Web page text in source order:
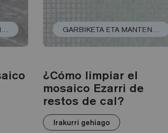
GARBIKETA ETA MANTENTZE-LANAK GARBIKETA ETA MANTENTZE-LANAK
¿Cómo limpiar el
mosaico Ezarri de
restos de cal?
Irakurri gehiago